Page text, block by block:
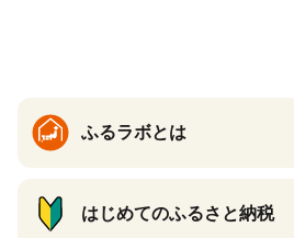
ふるラボとは
はじめてのふるさと納税